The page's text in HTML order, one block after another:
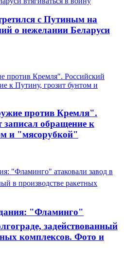
с Путиным на
о нежелании Беларуси
против Кремля".
записал обращение к
и "мясорубкой"
"Фламинго"
задействованный
комплексов. Фото и